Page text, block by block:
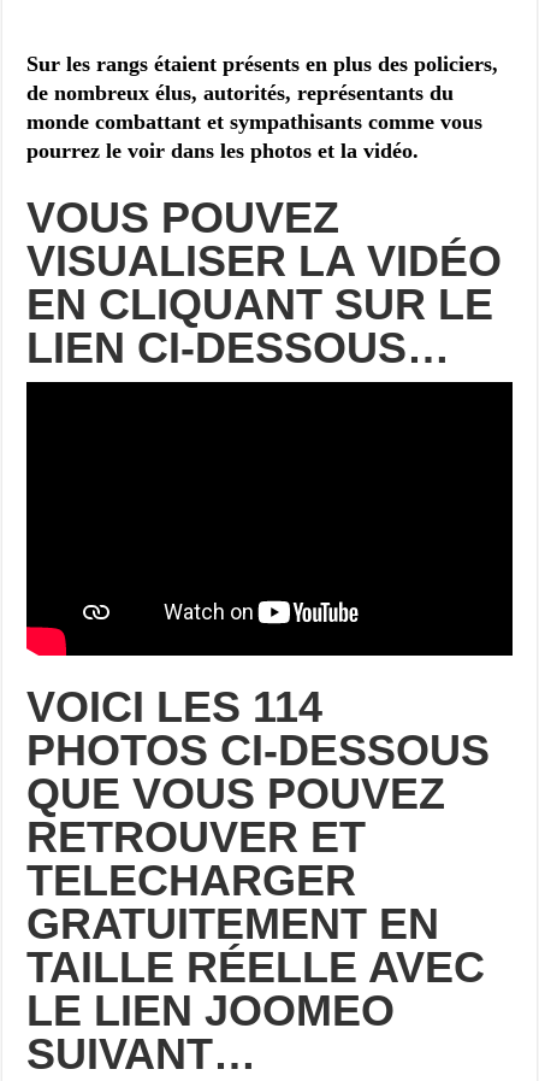
Sur les rangs étaient présents en plus des policiers,
de nombreux élus, autorités, représentants du
monde combattant et sympathisants comme vous
pourrez le voir dans les photos et la vidéo.
VOUS POUVEZ
VISUALISER LA VIDÉO
EN CLIQUANT SUR LE
LIEN CI-DESSOUS…
VOICI LES 114
PHOTOS CI-DESSOUS
QUE VOUS POUVEZ
RETROUVER ET
TELECHARGER
GRATUITEMENT EN
TAILLE RÉELLE AVEC
LE LIEN JOOMEO
SUIVANT…